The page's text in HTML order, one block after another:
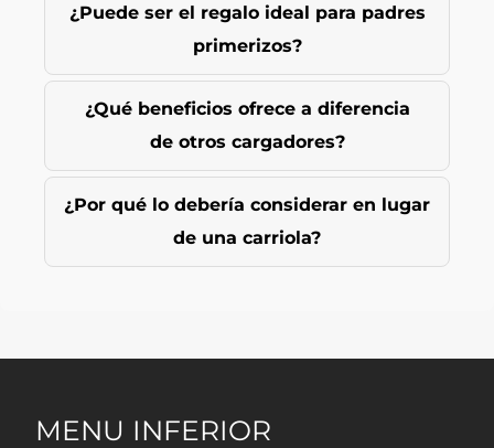
¿Puede ser el regalo ideal para padres
primerizos?
¿Qué beneficios ofrece a diferencia
de otros cargadores?
¿Por qué lo debería considerar en lugar
de una carriola?
MENU INFERIOR